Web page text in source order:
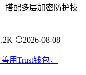
搭配多层加密防护技
2026-08-08